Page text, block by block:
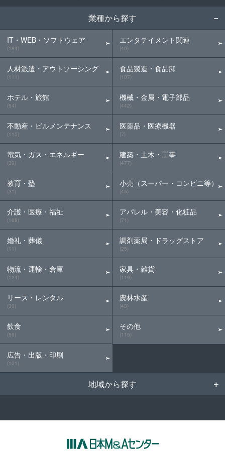
業種から探す
IT・WEB・ソフトウェア
(184)
人材派遣・アウトソーシング
(111)
ホテル・旅館
(54)
不動産・ビルメンテナンス
(115)
電気・ガス・エネルギー
(39)
教育・塾
(31)
介護・医療・福祉
(168)
婚礼・葬儀
(11)
物流・運輸・倉庫
(124)
リース・レンタル
(30)
飲食
(56)
広告・出版・印刷
(101)
エンタテイメント関連
(40)
食品製造・食品卸
(107)
機械・金属・電子部品
(442)
医薬品・医療機器
(7)
建築・土木・工事
(477)
小売（スーパー・コンビニ等）
(45)
アパレル・美容・化粧品
(71)
調剤薬局・ドラッグストア
(25)
家具・雑貨
(119)
農林水産
(43)
その他
(115)
地域から探す